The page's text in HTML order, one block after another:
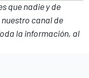
que nadie y de
nuestro canal de
la información, al